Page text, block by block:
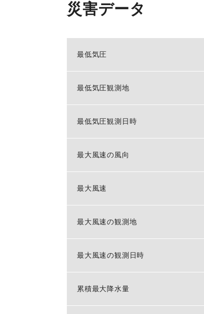
災害データ
最低気圧
最低気圧観測地
最低気圧観測日時
最大風速の風向
最大風速
最大風速の観測地
最大風速の観測日時
累積最大降水量